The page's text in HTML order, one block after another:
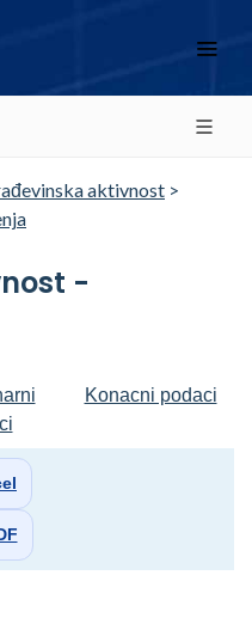
aktivnost >
-
Konacni podaci